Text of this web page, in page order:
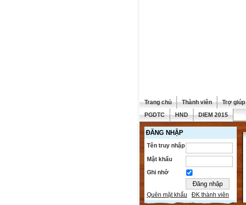
Trang chủ Thành viên Trợ giúp
PGDTC
HND DIEM 2015
ĐĂNG NHẬP
Tên truy nhập
Mật khẩu
Ghi nhớ
Quên mật khẩu ĐK thành viên